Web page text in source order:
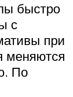
быстро
с
при
меняются
По